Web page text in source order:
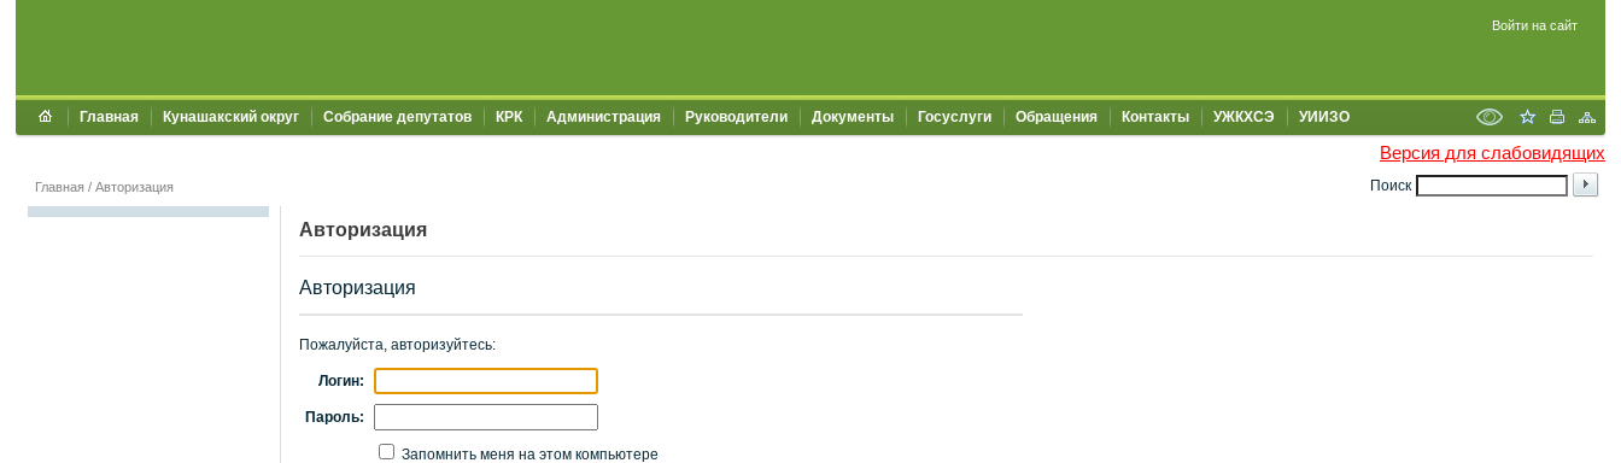
Войти на сайт
Главная Кунашакский округ Собрание депутатов КРК Администрация Руководители Документы Госуслуги Обращения Контакты УЖКХСЭ УИИЗО
Версия для слабовидящих
Поиск
Главная / Авторизация
Авторизация
Авторизация
Пожалуйста, авторизуйтесь:
Логин:
Пароль:
Запомнить меня на этом компьютере